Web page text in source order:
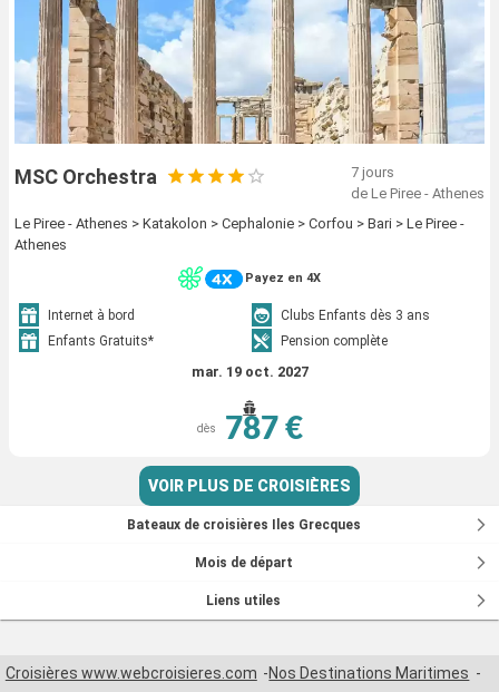
MSC Orchestra
7 jours
de Le Piree - Athenes
Le Piree - Athenes > Katakolon > Cephalonie > Corfou > Bari > Le Piree -
Athenes
Payez en 4X
Internet à bord
Clubs Enfants dès 3 ans
Enfants Gratuits*
Pension complète
mar. 19 oct. 2027
dès 787 €
VOIR PLUS DE CROISIÈRES
Bateaux de croisières Iles Grecques
Mois de départ
Liens utiles
Croisières www.webcroisieres.com
Nos Destinations Maritimes